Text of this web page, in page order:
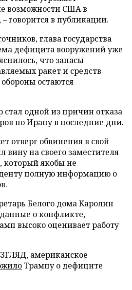
возможности США в
говорится в публикации.
глава государства
дефицита вооружений уже
что запасы
ракет и средств
остаются
стал одной из причин отказа
по Ирану в последние дни.
отверг обвинения в свой
вину на своего заместителя
который якобы не
полную информацию о
Белого дома Каролин
о конфликте,
высоко оценивает работу
американское
Трампу о дефиците